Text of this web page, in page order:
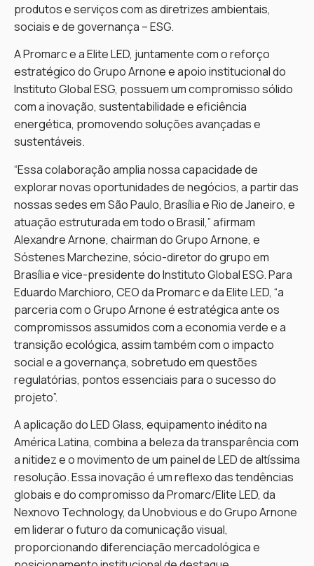
produtos e serviços com as diretrizes ambientais,
sociais e de governança – ESG.
A Promarc e a Elite LED, juntamente com o reforço
estratégico do Grupo Arnone e apoio institucional do
Instituto Global ESG, possuem um compromisso sólido
com a inovação, sustentabilidade e eficiência
energética, promovendo soluções avançadas e
sustentáveis.
“Essa colaboração amplia nossa capacidade de
explorar novas oportunidades de negócios, a partir das
nossas sedes em São Paulo, Brasília e Rio de Janeiro, e
atuação estruturada em todo o Brasil,” afirmam
Alexandre Arnone, chairman do Grupo Arnone, e
Sóstenes Marchezine, sócio-diretor do grupo em
Brasília e vice-presidente do Instituto Global ESG. Para
Eduardo Marchioro, CEO da Promarc e da Elite LED, “a
parceria com o Grupo Arnone é estratégica ante os
compromissos assumidos com a economia verde e a
transição ecológica, assim também com o impacto
social e a governança, sobretudo em questões
regulatórias, pontos essenciais para o sucesso do
projeto”.
A aplicação do LED Glass, equipamento inédito na
América Latina, combina a beleza da transparência com
a nitidez e o movimento de um painel de LED de altíssima
resolução. Essa inovação é um reflexo das tendências
globais e do compromisso da Promarc/Elite LED, da
Nexnovo Technology, da Unobvious e do Grupo Arnone
em liderar o futuro da comunicação visual,
proporcionando diferenciação mercadológica e